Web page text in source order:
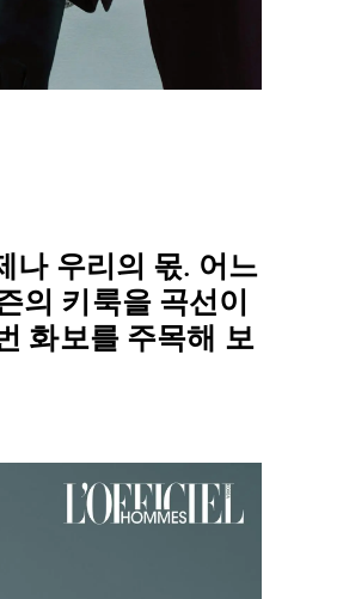
나 우리의 몫. 어느
의 키룩을 곡선이
화보를 주목해 보